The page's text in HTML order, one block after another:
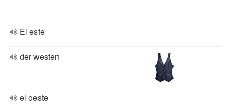
El este
der westen
el oeste